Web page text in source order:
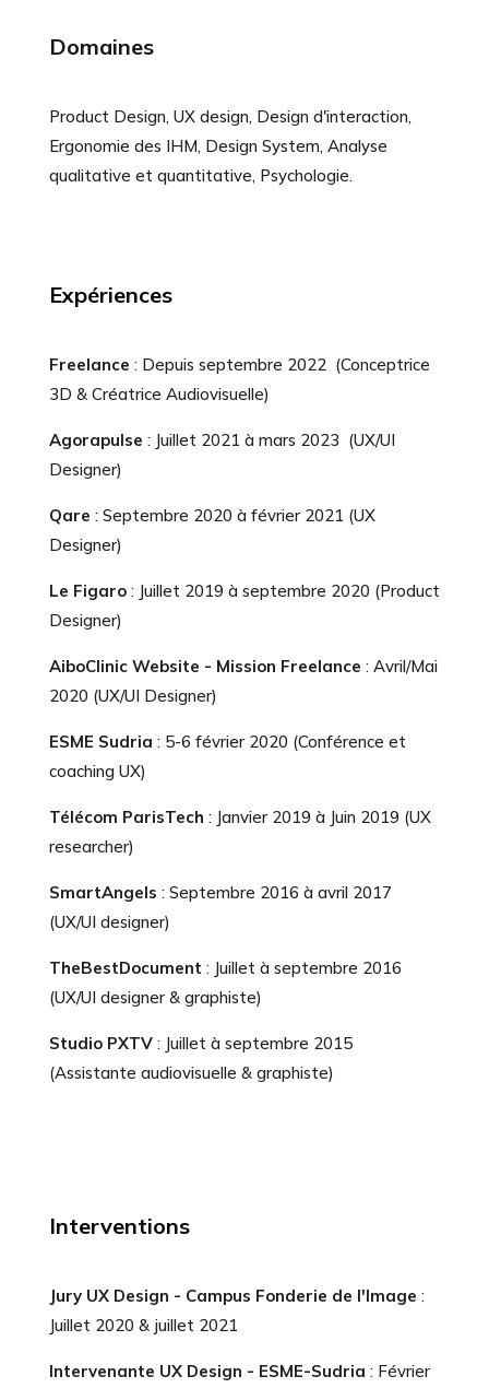
Domaines
Product Design, UX design, Design d'interaction,
Ergonomie des IHM, Design System, Analyse
qualitative et quantitative, Psychologie.
Expériences
Freelance : Depuis septembre 2022 (Conceptrice
3D & Créatrice Audiovisuelle)
Agorapulse : Juillet 2021 à mars 2023 (UX/UI
Designer)
Qare : Septembre 2020 à février 2021 (UX
Designer)
Le Figaro : Juillet 2019 à septembre 2020 (Product
Designer)
AiboClinic Website - Mission Freelance : Avril/Mai
2020 (UX/UI Designer)
ESME Sudria : 5-6 février 2020 (Conférence et
coaching UX)
Télécom ParisTech : Janvier 2019 à Juin 2019 (UX
researcher)
SmartAngels : Septembre 2016 à avril 2017
(UX/UI designer)
TheBestDocument : Juillet à septembre 2016
(UX/UI designer & graphiste)
Studio PXTV: Juillet à septembre 2015
(Assistante audiovisuelle & graphiste)
Interventions
Jury UX Design - Campus Fonderie de l'Image :
Juillet 2020 & juillet 2021
Intervenante UX Design - ESME-Sudria : Février